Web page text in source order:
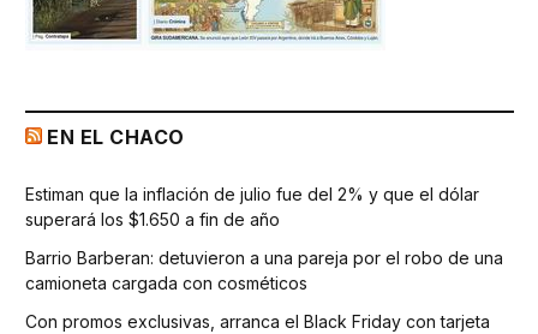
EN EL CHACO
Estiman que la inflación de julio fue del 2% y que el dólar
superará los $1.650 a fin de año
Barrio Barberan: detuvieron a una pareja por el robo de una
camioneta cargada con cosméticos
Con promos exclusivas, arranca el Black Friday con tarjeta